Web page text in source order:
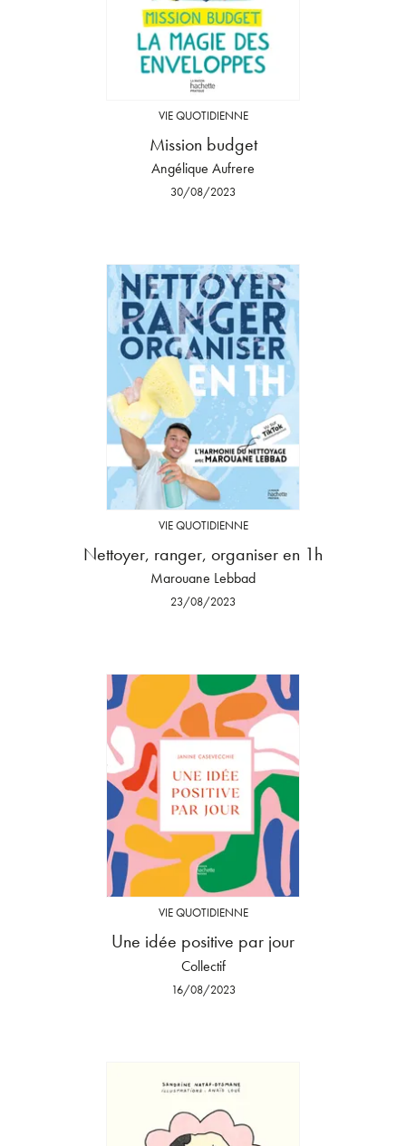
VIE QUOTIDIENNE
Mission budget
Angélique Aufrere
30/08/2023
VIE QUOTIDIENNE
Nettoyer, ranger, organiser en 1h
Marouane Lebbad
23/08/2023
VIE QUOTIDIENNE
Une idée positive par jour
Collectif
16/08/2023